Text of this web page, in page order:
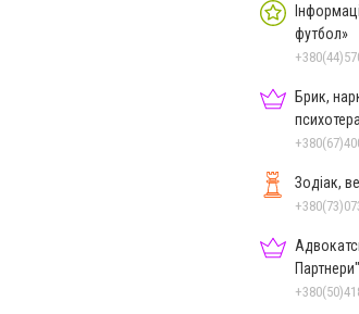
футбол»
Брик,
Зодіак,
Партнери"